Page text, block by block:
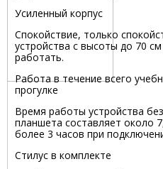
Усиленный корпус
Спокойствие, только
устройства с высоты до 70
работать.
Работа в течение всего
прогулке
Время работы устройства
планшета составляет около
более 3 часов при
Стилус в комплекте